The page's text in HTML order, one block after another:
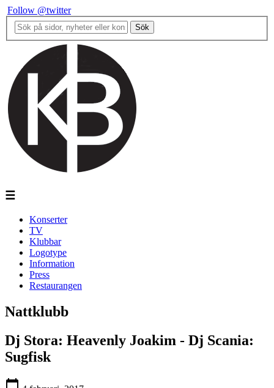
Follow @twitter
Sök
☰
Konserter
TV
Klubbar
Logotype
Information
Press
Restaurangen
Nattklubb
Dj Stora: Heavenly Joakim - Dj Scania:
Sugfisk
calendar_today